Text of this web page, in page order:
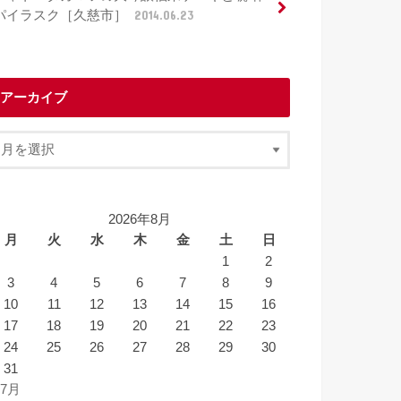
イラスク［久慈市］
2014.06.23
アーカイブ
2026年8月
月
火 水 木 金 土
日
1
2
3
4 5 6 7 8
9
10
11 12 13 14 15
16
17
18 19 20 21 22
23
24
25 26 27 28 29
30
31
月